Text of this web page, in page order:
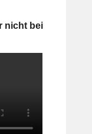
nicht bei